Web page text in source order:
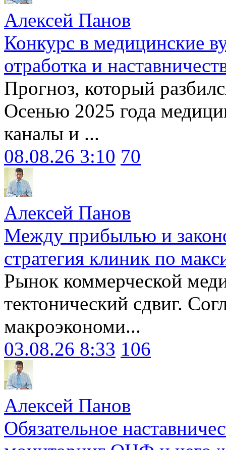
Алексей Панов
Конкурс в медицинские
отработка и
Прогноз, который
Осенью 2025 года
каналы и ...
08.08.26 3:10 70
Алексей Панов
Между прибылью и
стратегия клиник по
Рынок коммерческой
тектонический сдвиг.
макроэкономи...
03.08.26 8:33 106
Алексей Панов
Обязательное